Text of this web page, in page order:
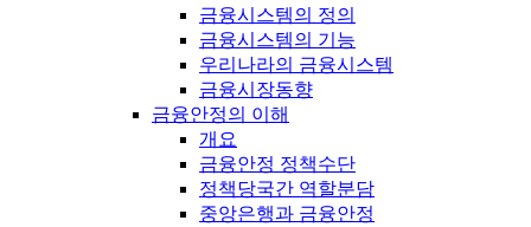
금융시스템의 정의
금융시스템의 기능
우리나라의 금융시스템
금융시장동향
금융안정의 이해
개요
금융안정 정책수단
정책당국간 역할분담
중앙은행과 금융안정